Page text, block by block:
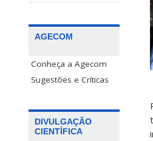
AGECOM
Conheça a Agecom
Sugestões e Críticas
DIVULGAÇÃO
CIENTÍFICA